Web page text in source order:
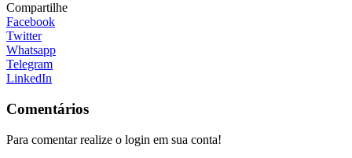
Compartilhe
Facebook
Twitter
Whatsapp
Telegram
LinkedIn
Comentários
Para comentar realize o login em sua conta!